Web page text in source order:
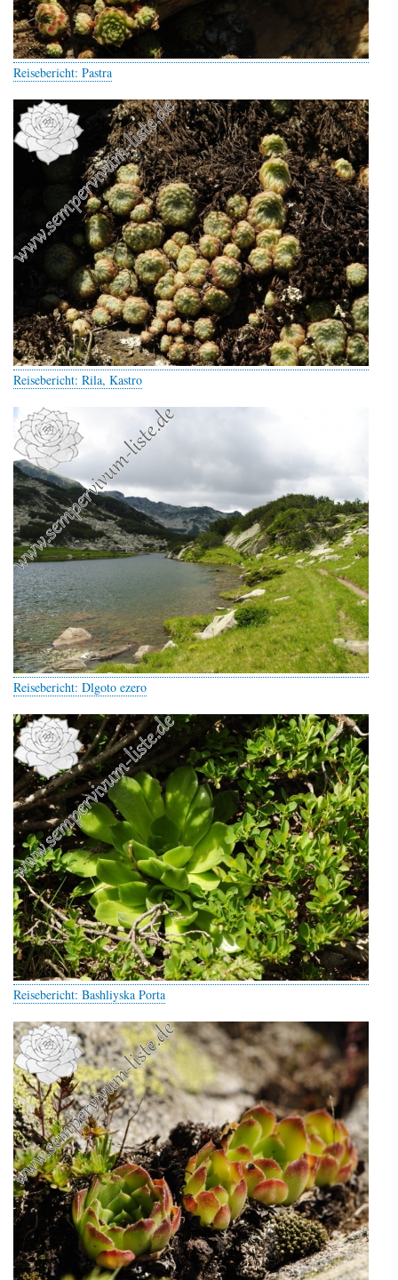
Reisebericht: Pastra
Reisebericht: Rila, Kastro
Reisebericht: Dlgoto ezero
Reisebericht: Bashliyska Porta